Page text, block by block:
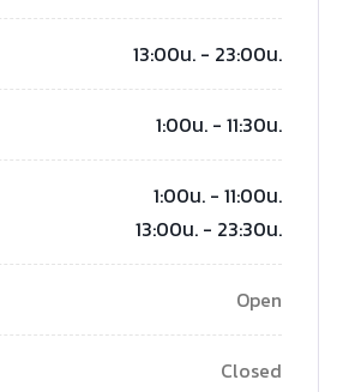
13:00น. - 23:00น.
1:00น. - 11:30น.
1:00น. - 11:00น.
13:00น. - 23:30น.
Open
Closed